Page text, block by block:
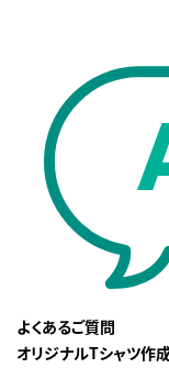
よくあるご質問
オリジナルTシャツ作